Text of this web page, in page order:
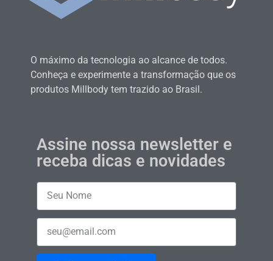
O máximo da tecnologia ao alcance de todos.
Conheça e experimente a transformação que os
produtos Millbody tem trazido ao Brasil.
Assine nossa newsletter e
receba dicas e novidades